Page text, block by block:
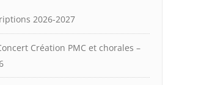
2026-2027
Création PMC et chorales –